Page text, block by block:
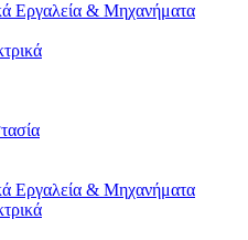
Εργαλεία & Μηχανήματα
Εργαλεία & Μηχανήματα